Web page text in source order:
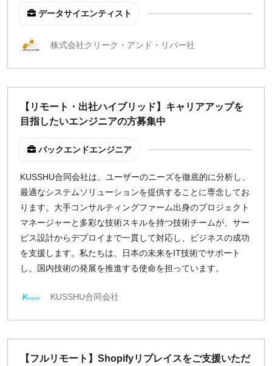
直接契約
新規事業
稼働時間
週4日
週2日
週1日
地域
東京
大阪
京都
募集状況
データサイエンティスト
株式会社クリーク・アンド・リバー社
【リモート・出社ハイブリッド】キャリアアップを
目指したいエンジニアの方募集中
バックエンドエンジニア
KUSSHU合同会社は、ユーザーのニーズを徹底的に分析し、
最適なシステムソリューションを提供することに専念してお
ります。大手コンサルティングファーム出身のプロジェクト
マネージャーと多彩な技術スキルを持つ技術チームが、サー
ビス設計からデプロイまで一貫して対応し、ビジネスの成功
を支援します。私たちは、日本の未来をIT技術でサポート
し、国内技術の発展を推進する使命を担っています。
KUSSHU合同会社
【フルリモート】Shopifyリプレイスをご支援いただ